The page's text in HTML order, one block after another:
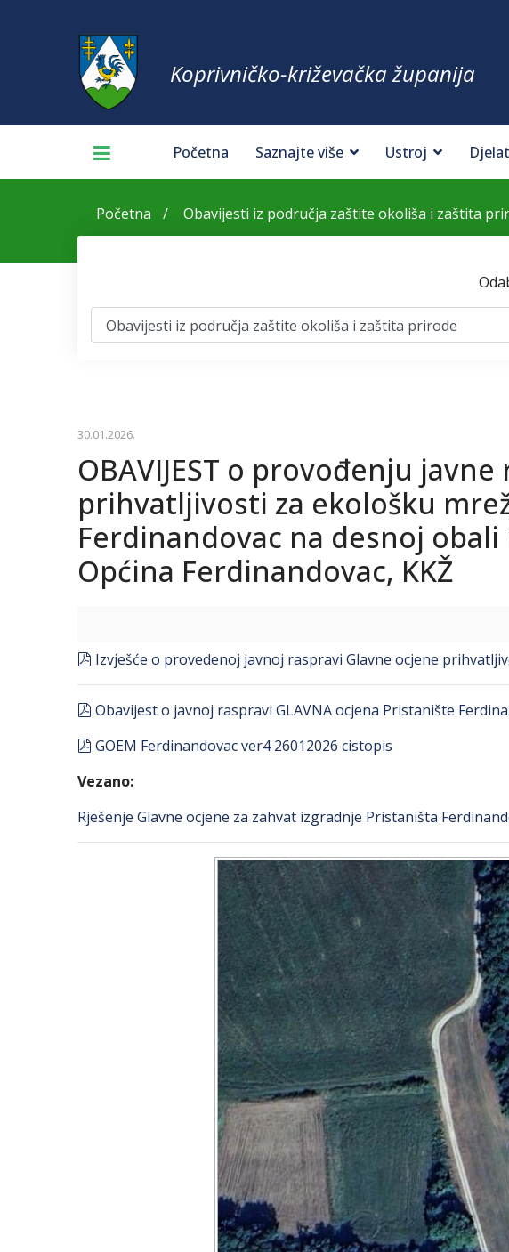
Koprivničko-križevačka županija
Početna Saznajte više Ustroj
Početna Obavijesti iz područja zaštite okoliša i zaštita
30.01.2026.
OBAVIJEST o provođenju
prihvatljivosti za ekološku
Ferdinandovac na desnoj
Općina Ferdinandovac, KKŽ
pdf
Izvješće o provedenoj javnoj raspravi Glavne ocjene
pdf
Obavijest o javnoj raspravi GLAVNA ocjena Pristanište
pdf
GOEM Ferdinandovac ver4 26012026 cistopis
Vezano:
Rješenje Glavne ocjene za zahvat izgradnje Pristaništa